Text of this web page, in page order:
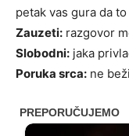
petak vas gura da
Zauzeti: razgovor
Slobodni: jaka
Poruka srca: ne